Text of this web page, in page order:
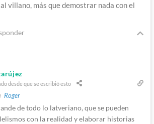
villano, más que demostrar nada con el
desde que se escribió esto
Roger
de todo lo latveriano, que se pueden
con la realidad y elaborar historias